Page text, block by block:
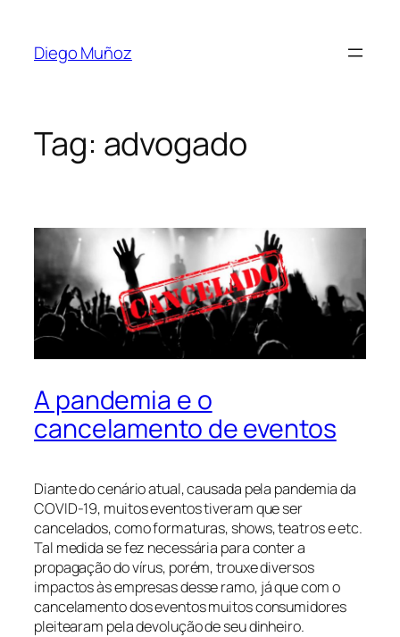
Diego Muñoz
Tag: advogado
A pandemia e o
cancelamento de eventos
Diante do cenário atual, causada pela pandemia da
COVID-19, muitos eventos tiveram que ser
cancelados, como formaturas, shows, teatros e etc.
Tal medida se fez necessária para conter a
propagação do vírus, porém, trouxe diversos
impactos às empresas desse ramo, já que com o
cancelamento dos eventos muitos consumidores
pleitearam pela devolução de seu dinheiro.